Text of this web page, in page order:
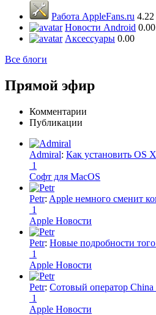
Работа AppleFans.ru 4.22
Новости Android 0.00
Аксессуары 0.00
Все блоги
Прямой эфир
Комментарии
Публикации
Admiral: Как установить OS
1
Софт для MacOS
Petr: Apple немного сменит
1
Apple Новости
Petr: Новые подробности
1
Apple Новости
Petr: Сотовый оператор
1
Apple Новости